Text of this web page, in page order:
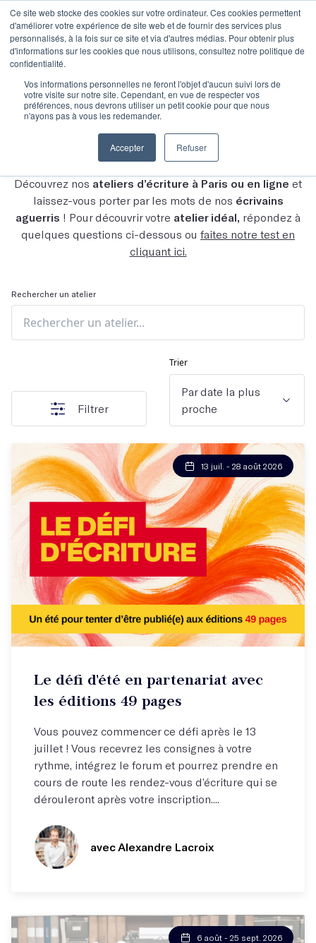
Ce site web stocke des cookies sur votre ordinateur. Ces cookies permettent
d'améliorer votre expérience de site web et de fournir des services plus
personnalisés, à la fois sur ce site et via d'autres médias. Pour obtenir plus
d'informations sur les cookies que nous utilisons, consultez notre politique de
confidentialité.
Vos informations personnelles ne feront l'objet d'aucun suivi lors de
votre visite sur notre site. Cependant, en vue de respecter vos
préférences, nous devrons utiliser un petit cookie pour que nous
n'ayons pas à vous les redemander.
Accepter Refuser
Découvrez tous nos
ateliers
Découvrez nos ateliers d’écriture à Paris ou en ligne et
laissez-vous porter par les mots de nos écrivains
aguerris ! Pour découvrir votre atelier idéal, répondez à
quelques questions ci-dessous ou faites notre test en
cliquant ici.
Rechercher un atelier
Filtrer
Trier
Par date la plus
proche
Une publication potentielle à la clé !
13 juil. - 28 août 2026
Le défi d'été en partenariat avec
les éditions 49 pages
Vous pouvez commencer ce défi après le 13
juillet ! Vous recevrez les consignes à votre
rythme, intégrez le forum et pourrez prendre en
cours de route les rendez-vous d’écriture qui se
dérouleront après votre inscription....
avec Alexandre Lacroix
6 août - 25 sept. 2026